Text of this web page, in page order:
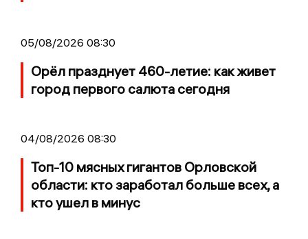
05/08/2026 08:30
Орёл празднует 460-летие: как живет
город первого салюта сегодня
04/08/2026 08:30
Топ-10 мясных гигантов Орловской
области: кто заработал больше всех, а
кто ушел в минус